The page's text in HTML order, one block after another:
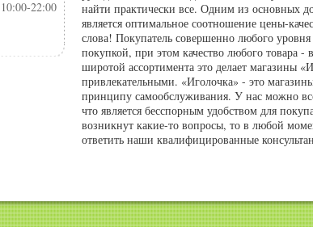
22:00
найти практически все. Одним из основных
является оптимальное соотношение цены-
слова! Покупатель совершенно любого
покупкой, при этом качество любого товара -
широтой ассортимента это делает магазины
привлекательными. «Иголочка» - это
принципу самообслуживания. У нас можно
что является бесспорным удобством для
возникнут какие-то вопросы, то в любой
ответить наши квалифицированные